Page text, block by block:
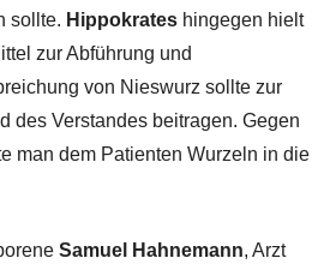
sollte. Hippokrates hingegen hielt
zur Abführung und
von Nieswurz sollte zur
des Verstandes beitragen. Gegen
man dem Patienten Wurzeln in die
Samuel Hahnemann, Arzt